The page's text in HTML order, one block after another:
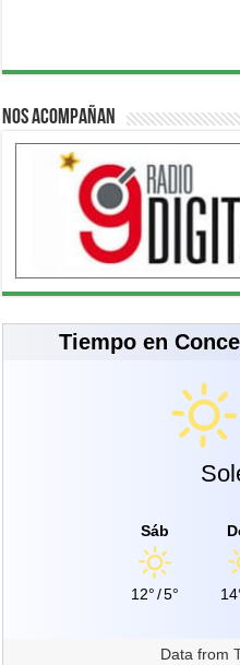
Nos acompañan
Tiempo en
Sáb
12°/5°
Data from